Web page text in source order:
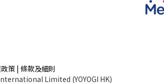
策 | 條款及細則
Limited (YOYOGI HK)